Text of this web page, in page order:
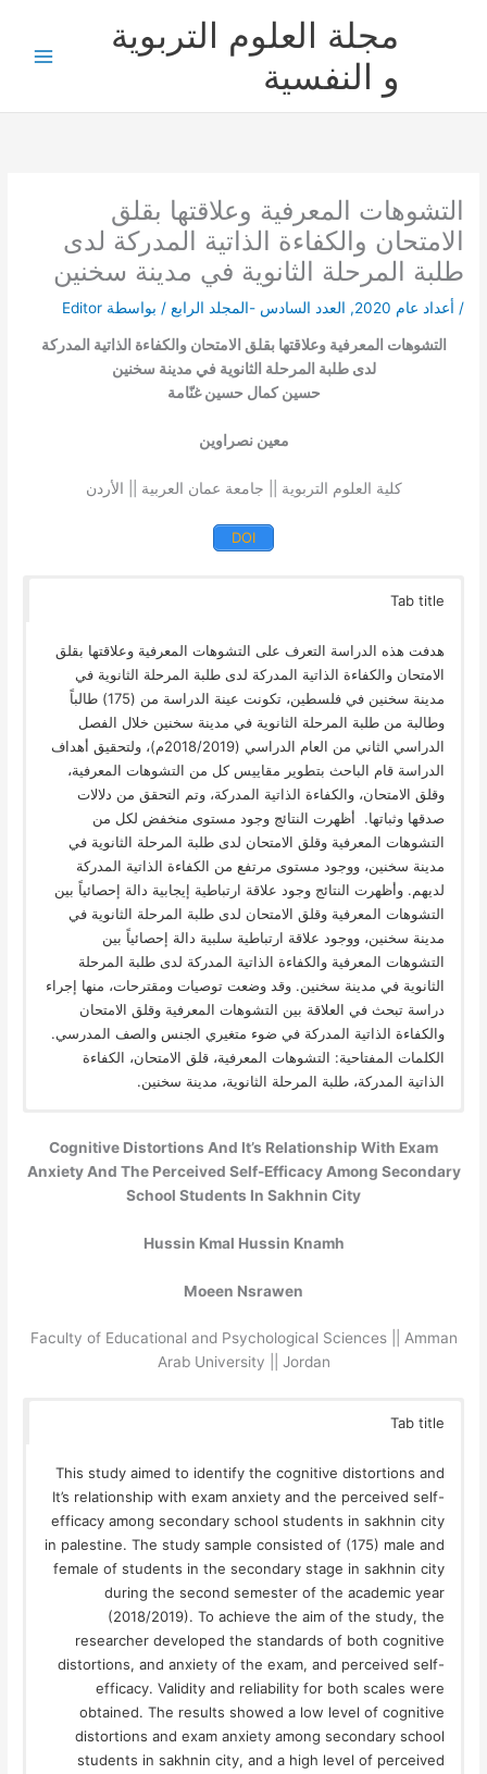
مجلة العلوم التربوية
و النفسية
التشوهات المعرفية وعلاقتها بقلق
الامتحان والكفاءة الذاتية المدركة لدى
طلبة المرحلة الثانوية في مدينة سخنين
/ أعداد عام 2020 , العدد السادس -المجلد الرابع / بواسطة Editor
التشوهات المعرفية وعلاقتها بقلق الامتحان والكفاءة الذاتية المدركة
لدى طلبة المرحلة الثانوية في مدينة سخنين
حسين كمال حسين غنّامة
معين نصراوين
كلية العلوم التربوية || جامعة عمان العربية || الأردن
DOI
Tab title
هدفت هذه الدراسة التعرف على التشوهات المعرفية وعلاقتها بقلق
الامتحان والكفاءة الذاتية المدركة لدى طلبة المرحلة الثانوية في
مدينة سخنين في فلسطين، تكونت عينة الدراسة من (175) طالباً
وطالبة من طلبة المرحلة الثانوية في مدينة سخنين خلال الفصل
الدراسي الثاني من العام الدراسي (2018/2019م)، ولتحقيق أهداف
الدراسة قام الباحث بتطوير مقاييس كل من التشوهات المعرفية،
وقلق الامتحان، والكفاءة الذاتية المدركة، وتم التحقق من دلالات
صدقها وثباتها. أظهرت النتائج وجود مستوى منخفض لكل من
التشوهات المعرفية وقلق الامتحان لدى طلبة المرحلة الثانوية في
مدينة سخنين، ووجود مستوى مرتفع من الكفاءة الذاتية المدركة
لديهم. وأظهرت النتائج وجود علاقة ارتباطية إيجابية دالة إحصائياً بين
التشوهات المعرفية وقلق الامتحان لدى طلبة المرحلة الثانوية في
مدينة سخنين، ووجود علاقة ارتباطية سلبية دالة إحصائياً بين
التشوهات المعرفية والكفاءة الذاتية المدركة لدى طلبة المرحلة
الثانوية في مدينة سخنين. وقد وضعت توصيات ومقترحات، منها إجراء
دراسة تبحث في العلاقة بين التشوهات المعرفية وقلق الامتحان
والكفاءة الذاتية المدركة في ضوء متغيري الجنس والصف المدرسي.
الكلمات المفتاحية: التشوهات المعرفية، قلق الامتحان، الكفاءة
الذاتية المدركة، طلبة المرحلة الثانوية، مدينة سخنين.
Cognitive Distortions And It’s Relationship With Exam
Anxiety And The Perceived Self-Efficacy Among Secondary
School Students In Sakhnin City
Hussin Kmal Hussin Knamh
Moeen Nsrawen
Faculty of Educational and Psychological Sciences || Amman
Arab University || Jordan
Tab title
This study aimed to identify the cognitive distortions and
It’s relationship with exam anxiety and the perceived self-
efficacy among secondary school students in sakhnin city
in palestine. The study sample consisted of (175) male and
female of students in the secondary stage in sakhnin city
during the second semester of the academic year
(2018/2019). To achieve the aim of the study, the
researcher developed the standards of both cognitive
distortions, and anxiety of the exam, and perceived self-
efficacy. Validity and reliability for both scales were
obtained. The results showed a low level of cognitive
distortions and exam anxiety among secondary school
students in sakhnin city, and a high level of perceived